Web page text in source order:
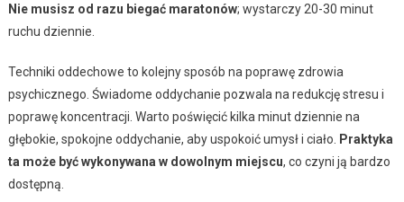
Nie musisz od razu biegać maratonów; wystarczy 20-30 minut
ruchu dziennie.
Techniki oddechowe to kolejny sposób na poprawę zdrowia
psychicznego. Świadome oddychanie pozwala na redukcję stresu i
poprawę koncentracji. Warto poświęcić kilka minut dziennie na
głębokie, spokojne oddychanie, aby uspokoić umysł i ciało. Praktyka
ta może być wykonywana w dowolnym miejscu, co czyni ją bardzo
dostępną.